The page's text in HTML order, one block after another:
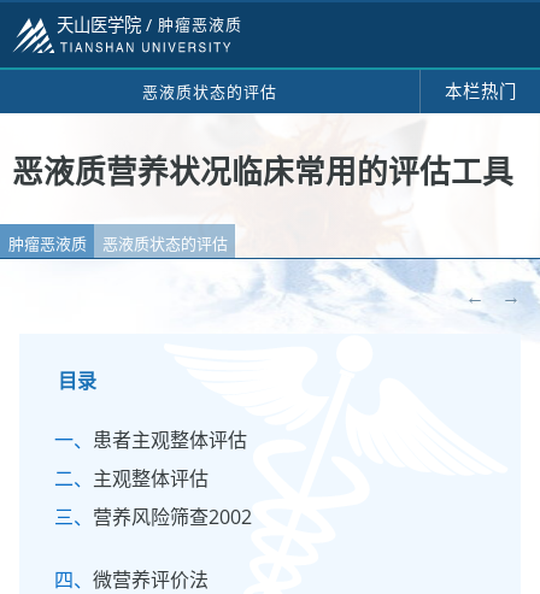
天山医学院 / 肿瘤恶液质
恶液质状态的评估 本栏热门
恶液质营养状况临床常用的评估工具
肿瘤恶液质 恶液质状态的评估
← →
目录
患者主观整体评估
主观整体评估
营养风险筛查2002
微营养评价法